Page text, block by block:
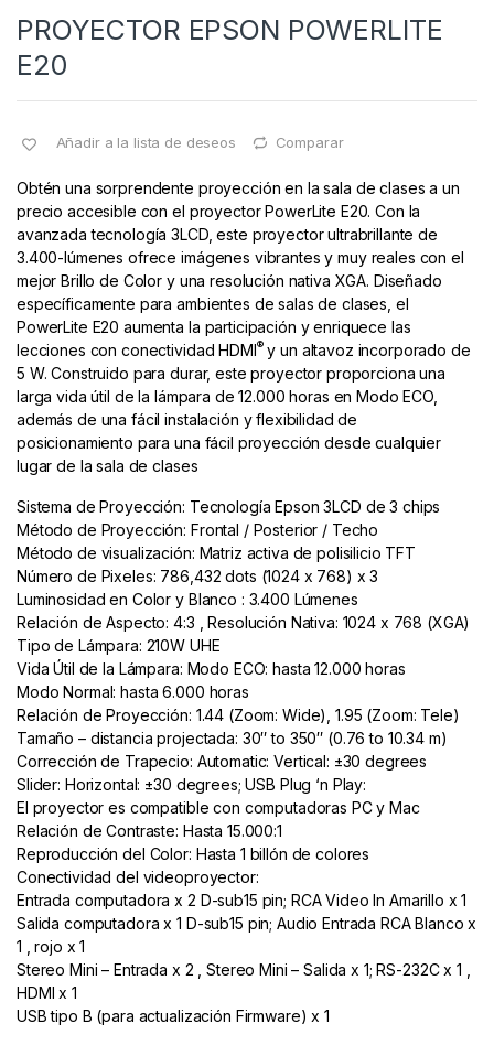
PROYECTOR EPSON POWERLITE
E20
Añadir a la lista de deseos Comparar
Obtén una sorprendente proyección en la sala de clases a un
precio accesible con el proyector PowerLite E20. Con la
avanzada tecnología 3LCD, este proyector ultrabrillante de
3.400-lúmenes ofrece imágenes vibrantes y muy reales con el
mejor Brillo de Color y una resolución nativa XGA. Diseñado
específicamente para ambientes de salas de clases, el
PowerLite E20 aumenta la participación y enriquece las
lecciones con conectividad HDMI®y un altavoz incorporado de
5 W. Construido para durar, este proyector proporciona una
larga vida útil de la lámpara de 12.000 horas en Modo ECO,
además de una fácil instalación y flexibilidad de
posicionamiento para una fácil proyección desde cualquier
lugar de la sala de clases
Sistema de Proyección: Tecnología Epson 3LCD de 3 chips
Método de Proyección: Frontal / Posterior / Techo
Método de visualización: Matriz activa de polisilicio TFT
Número de Pixeles: 786,432 dots (1024 x 768) x 3
Luminosidad en Color y Blanco : 3.400 Lúmenes
Relación de Aspecto: 4:3 , Resolución Nativa: 1024 x 768 (XGA)
Tipo de Lámpara: 210W UHE
Vida Útil de la Lámpara: Modo ECO: hasta 12.000 horas
Modo Normal: hasta 6.000 horas
Relación de Proyección: 1.44 (Zoom: Wide), 1.95 (Zoom: Tele)
Tamaño – distancia projectada: 30″ to 350″ (0.76 to 10.34 m)
Corrección de Trapecio: Automatic: Vertical: ±30 degrees
Slider: Horizontal: ±30 degrees;USB Plug ‘n Play:
El proyector es compatible con computadoras PC y Mac
Relación de Contraste: Hasta 15.000:1
Reproducción del Color: Hasta 1 billón de colores
Conectividad del videoproyector:
Entrada computadora x 2 D-sub15 pin; RCA Video In Amarillo x 1
Salida computadora x 1 D-sub15 pin; Audio Entrada RCA Blanco x
1 , rojo x 1
Stereo Mini – Entrada x 2 , Stereo Mini – Salida x 1;RS-232C x 1 ,
HDMI x 1
USB tipo B (para actualización Firmware) x 1